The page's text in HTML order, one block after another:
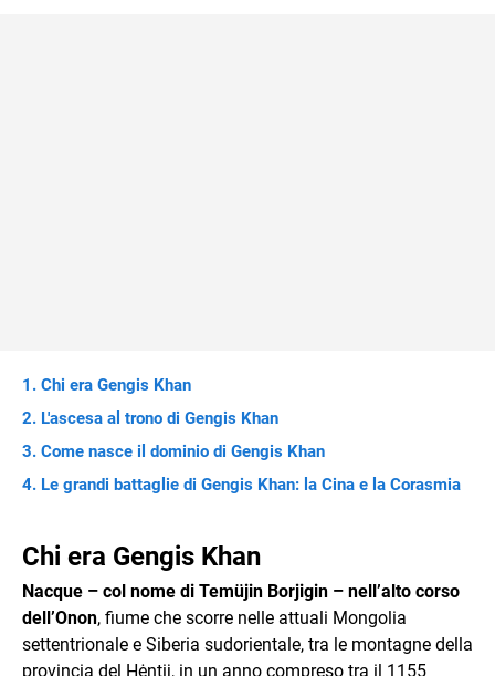
Chi era Gengis Khan
L'ascesa al trono di Gengis Khan
Come nasce il dominio di Gengis Khan
Le grandi battaglie di Gengis Khan: la Cina e la Corasmia
Chi era Gengis Khan
Nacque – col nome di Temüjin Borjigin – nell’alto corso
dell’Onon, fiume che scorre nelle attuali Mongolia
settentrionale e Siberia sudorientale, tra le montagne della
provincia del Hėntij, in un anno compreso tra il 1155